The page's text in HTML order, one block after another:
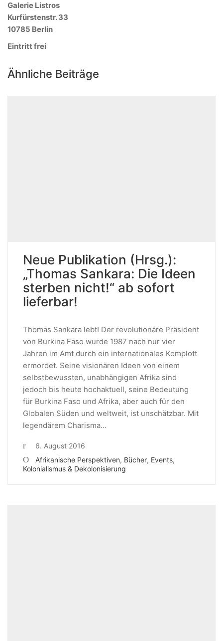
Galerie Listros
Kurfürstenstr. 33
10785 Berlin
Eintritt frei
Ähnliche Beiträge
Neue Publikation (Hrsg.):
„Thomas Sankara: Die Ideen
sterben nicht!“ ab sofort
lieferbar!
Thomas Sankara lebt! Der revolutionäre Präsident
von Burkina Faso wurde 1987 nach nur vier
Jahren im Amt durch ein internationales Komplott
ermordet. Seine visionären Ideen von einem
selbstbewussten, unabhängigen Afrika sind
jedoch bis heute hochaktuell, seine Bedeutung
für Burkina Faso und Afrika, aber auch für den
Globalen Süden und weltweit, ist unschätzbar. Mit
legendärem Charisma…
6. August 2016
Afrikanische Perspektiven, Bücher, Events,
Kolonialismus & Dekolonisierung